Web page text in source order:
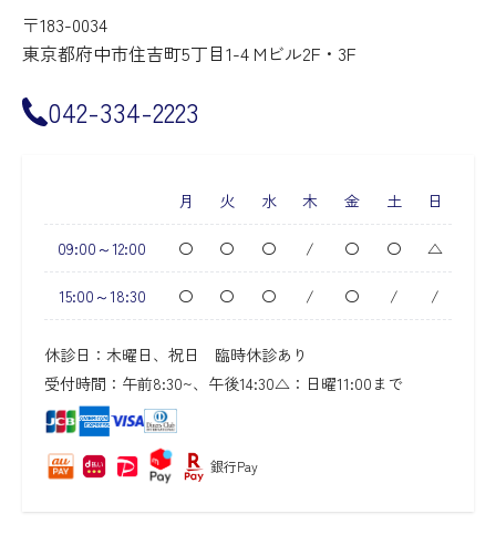
〒183-0034
東京都府中市住吉町5丁目1-4 Mビル2F・3F
042-334-2223
月 火 水 木 金 土 日
09:00～12:00 〇 〇 〇 / 〇 〇 △
15:00～18:30 〇 〇 〇 / 〇 / /
休診日：木曜日、祝日 臨時休診あり
受付時間：午前8:30~、午後14:30△：日曜11:00まで
銀行Pay